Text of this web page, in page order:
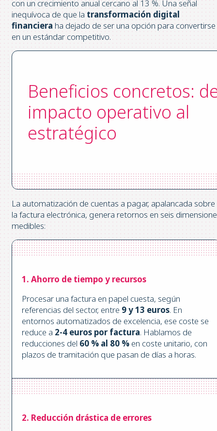
con un crecimiento anual cercano al 13 %. Una señal
inequívoca de que la transformación digital
financiera ha dejado de ser una opción para convertirse
en un estándar competitivo.
Beneficios concretos:
impacto operativo al
estratégico
La automatización de cuentas a pagar, apalancada sobre
la factura electrónica, genera retornos en seis
medibles:
1. Ahorro de tiempo y recursos
Procesar una factura en papel cuesta, según
referencias del sector, entre 9 y 13 euros. En
entornos automatizados de excelencia, ese coste se
reduce a 2-4 euros por factura. Hablamos de
reducciones del 60 % al 80 % en coste unitario, con
plazos de tramitación que pasan de días a horas.
2. Reducción drástica de errores